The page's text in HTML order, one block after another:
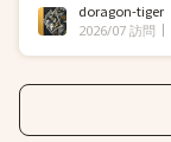
doragon-tiger
2026/07 訪問